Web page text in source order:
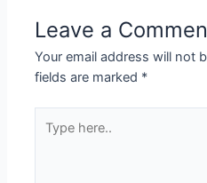
Leave a
Your email address will not
fields are marked *